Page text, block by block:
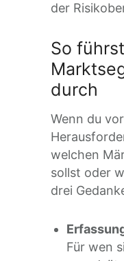
der
So
durch
Wenn du
welchen
sollst oder
drei
Für wen